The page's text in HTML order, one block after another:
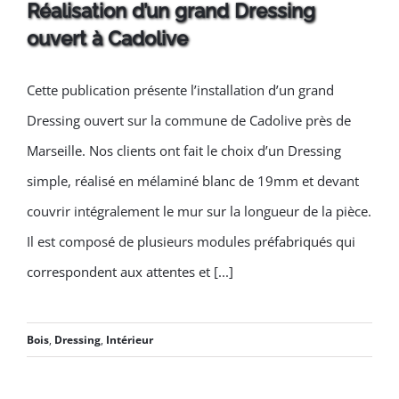
Réalisation d’un grand
Dressing ouvert à Cadolive
Réalisation d’un grand Dressing
ouvert à Cadolive
Cette publication présente l’installation d’un grand
Dressing ouvert sur la commune de Cadolive près de
Marseille. Nos clients ont fait le choix d’un Dressing
simple, réalisé en mélaminé blanc de 19mm et devant
couvrir intégralement le mur sur la longueur de la pièce.
Il est composé de plusieurs modules préfabriqués qui
correspondent aux attentes et [...]
Bois, Dressing, Intérieur